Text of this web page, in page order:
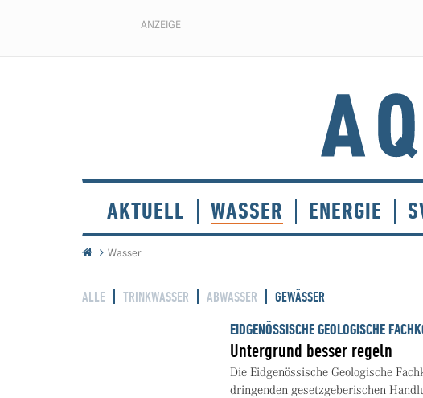
ANZEIGE
AKTUELL WASSER ENERGIE
Wasser
ALLE TRINKWASSER ABWASSER GEWÄSSER
EIDGENÖSSISCHE GEOLOGISCHE
Untergrund besser regeln
Die Eidgenössische Geologische
dringenden gesetzgeberischen